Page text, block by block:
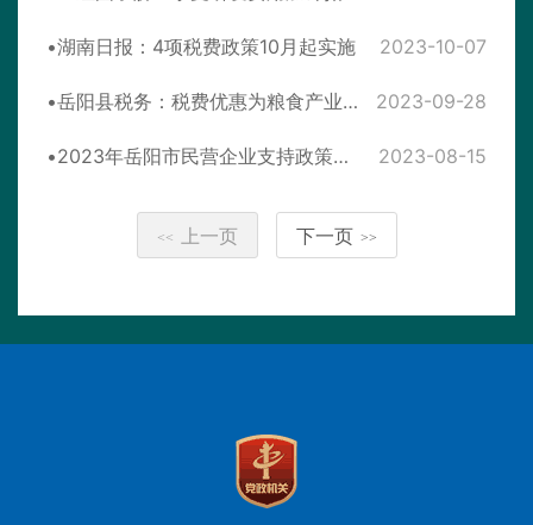
湖南日报：4项税费政策10月起实施 2023-10-07
岳阳县税务：税费优惠为粮食产业赋能加力 2023-09-28
2023年岳阳市民营企业支持政策手册 2023-08-15
<< 上一页 下一页 >>